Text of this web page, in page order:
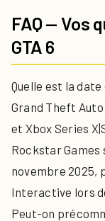
FAQ — Vos
GTA 6
Quelle est la
Grand Theft
et Xbox Series
Rockstar Games
novembre 2025,
Interactive lors
Peut-on